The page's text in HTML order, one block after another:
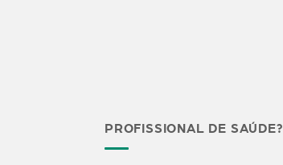
PROFISSIONAL DE SAÚDE?